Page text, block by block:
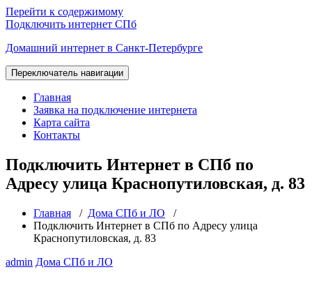
Перейти к содержимому
Подключить интернет СПб
Домашний интернет в Санкт-Петербурге
Переключатель навигации
Главная
Заявка на подключение интернета
Карта сайта
Контакты
Подключить Интернет в СПб по
Адресу улица Краснопутиловская, д. 83
Главная / Дома СПб и ЛО /
Подключить Интернет в СПб по Адресу улица
Краснопутиловская, д. 83
admin Дома СПб и ЛО